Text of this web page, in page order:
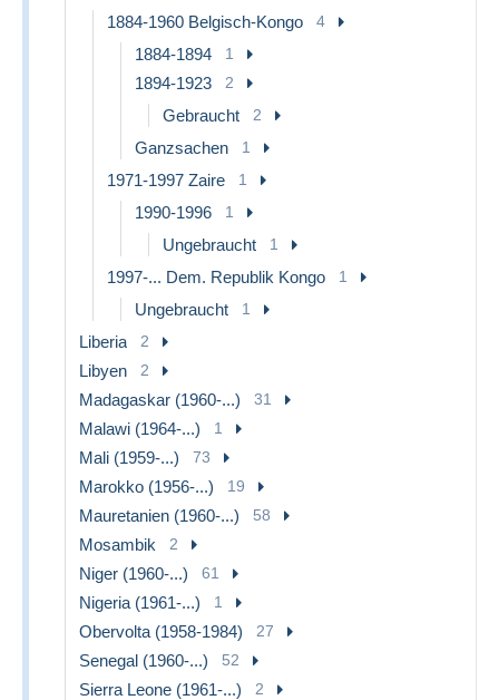
1884-1960 Belgisch-Kongo 4
1884-1894 1
1894-1923 2
Gebraucht 2
Ganzsachen 1
1971-1997 Zaire 1
1990-1996 1
Ungebraucht 1
1997-... Dem. Republik Kongo 1
Ungebraucht 1
Liberia 2
Libyen 2
Madagaskar (1960-...) 31
Malawi (1964-...) 1
Mali (1959-...) 73
Marokko (1956-...) 19
Mauretanien (1960-...) 58
Mosambik 2
Niger (1960-...) 61
Nigeria (1961-...) 1
Obervolta (1958-1984) 27
Senegal (1960-...) 52
Sierra Leone (1961-...) 2